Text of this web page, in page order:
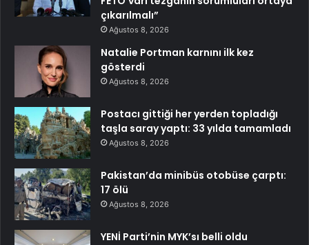
çıkarılmalı”
Ağustos 8, 2026
Natalie Portman karnını ilk kez
gösterdi
Ağustos 8, 2026
Postacı gittiği her yerden topladığı
taşla saray yaptı: 33 yılda tamamladı
Ağustos 8, 2026
Pakistan’da minibüs otobüse çarptı:
17 ölü
Ağustos 8, 2026
YENİ Parti’nin MYK’sı belli oldu